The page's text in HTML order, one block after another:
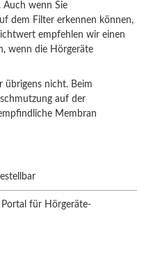
Auch wenn Sie
dem Filter erkennen können,
empfehlen wir einen
wenn die Hörgeräte
übrigens nicht. Beim
auf der
Membran
Portal für Hörgeräte-